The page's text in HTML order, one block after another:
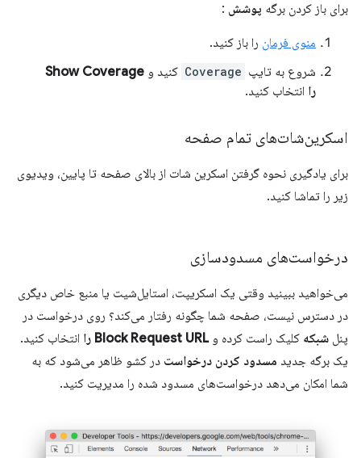
برای باز کردن برگه پوشش :
منوی فرمان را باز کنید.
شروع به تایپ Coverage کنید و Show Coverage
را انتخاب کنید.
اسکرین‌شات‌های تمام صفحه
برای یادگیری نحوه گرفتن اسکرین شات از بالای صفحه تا پایین، ویدیوی
زیر را تماشا کنید.
درخواست‌های مسدودسازی
می‌خواهید ببینید وقتی یک اسکریپت، استایل‌شیت یا منبع خاص دیگری
در دسترس نیست، صفحه شما چگونه رفتار می‌کند؟ روی درخواست در
پنل شبکه کلیک راست کرده وBlock Request URL را
انتخاب کنید.
یک برگه جدید مسدود کردن درخواست در کشو ظاهر می‌شود که به
شما امکان می‌دهد درخواست‌های مسدود شده را مدیریت کنید.